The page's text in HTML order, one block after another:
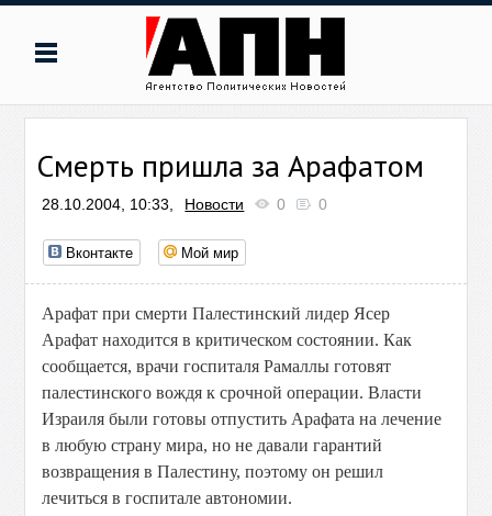
Смерть пришла за Арафатом
28.10.2004, 10:33, Новости 0 0
Вконтакте Мой мир
Арафат при смерти Палестинский лидер Ясер
Арафат находится в критическом состоянии. Как
сообщается, врачи госпиталя Рамаллы готовят
палестинского вождя к срочной операции. Власти
Израиля были готовы отпустить Арафата на лечение
в любую страну мира, но не давали гарантий
возвращения в Палестину, поэтому он решил
лечиться в госпитале автономии.